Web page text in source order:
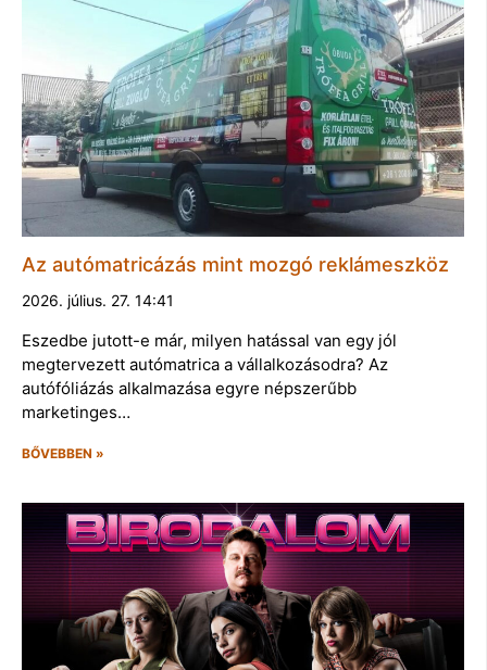
Az autómatricázás mint mozgó reklámeszköz
2026. július. 27. 14:41
Eszedbe jutott-e már, milyen hatással van egy jól
megtervezett autómatrica a vállalkozásodra? Az
autófóliázás alkalmazása egyre népszerűbb
marketinges…
BŐVEBBEN »